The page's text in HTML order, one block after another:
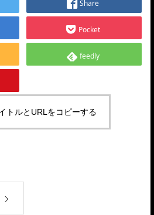
Share
Pocket
feedly
トルとURLをコピーする